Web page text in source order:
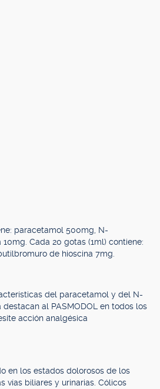
paracetamol 500mg, N-
Cada 20 gotas (1ml) contiene:
de hioscina 7mg.
del paracetamol y del N-
al PASMODOL en todos los
acción analgésica
en los estados dolorosos de los
vías biliares y urinarias. Cólicos